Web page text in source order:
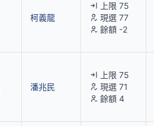
柯義龍
上限 75
現選 77
餘額 -2
潘兆民
上限 75
現選 71
餘額 4